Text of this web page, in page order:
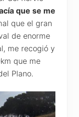
que se me
que el gran
de enorme
me recogió y
que me
Plano.